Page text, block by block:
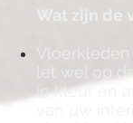
Wat zijn de
Vloerkleden
et wel op
in kleur en